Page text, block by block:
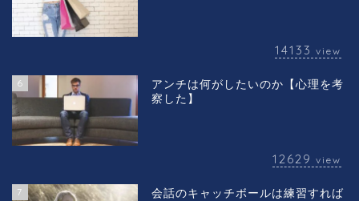
14133 view
6
アンチは何がしたいのか【心理を考
察した】
12629 view
7
会話のキャッチボールは練習すれば